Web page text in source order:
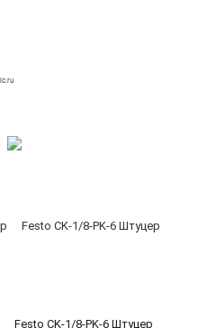
Festo CK-1/8-PK-6 Штуцер